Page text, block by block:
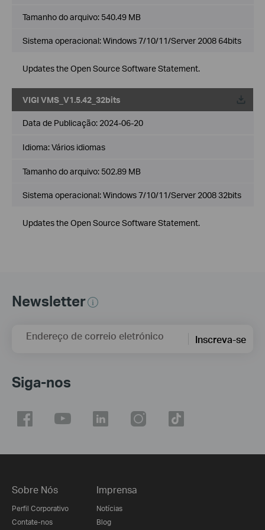
Tamanho do arquivo: 540.49 MB
Sistema operacional: Windows 7/10/11/Server 2008 64bits
Updates the Open Source Software Statement.
VIGI VMS_V1.5.42_32bits
Data de Publicação: 2024-06-20
Idioma:Vários idiomas
Tamanho do arquivo: 502.89 MB
Sistema operacional: Windows 7/10/11/Server 2008 32bits
Updates the Open Source Software Statement.
Newsletter
Endereço de correio eletrónico Inscreva-se
Siga-nos
Sobre Nós
Perfil Corporativo
Contate-nos
Imprensa
Notícias
Blog